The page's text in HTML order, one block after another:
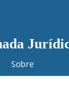
Sobre